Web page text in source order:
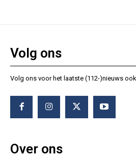
Volg ons
Volg ons voor het laatste (112-)nieuws
Over ons